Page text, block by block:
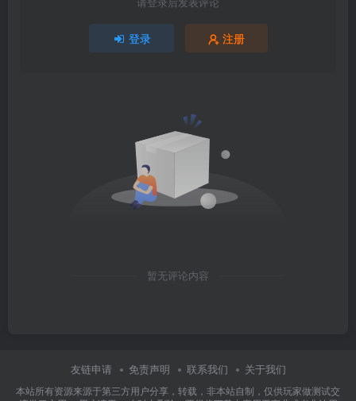
登录 注册
暂无评论内容
友链申请 免责声明 联系我们 关于我们
本站所有资源来源于第三方用户分享，转载，非本站自制，仅供玩家做测试交